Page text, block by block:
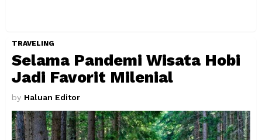
TRAVELING
Selama Pandemi Wisata Hobi
Jadi Favorit Milenial
by Haluan Editor